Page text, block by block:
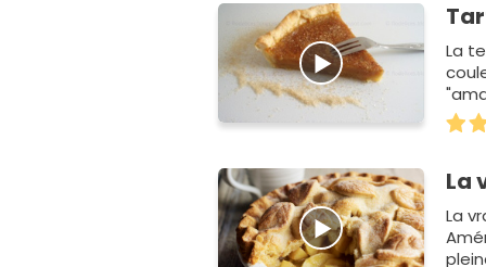
La
La
La